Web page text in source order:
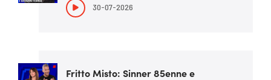
30-07-2026
Fritto Misto: Sinner 85enne e